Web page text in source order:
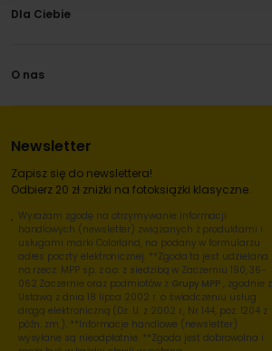
Dla Ciebie
O nas
Newsletter
Zapisz się do newslettera!
Odbierz 20 zł zniżki na fotoksiążki klasyczne.
Wyrażam zgodę na otrzymywanie informacji
handlowych (newsletter) związanych z produktami i
usługami marki Colorland, na podany w formularzu
adres poczty elektronicznej. **Zgoda ta jest udzielana
na rzecz: MPP sp. z o.o. z siedzibą w Zaczerniu 190, 36-
062 Zaczernie oraz podmiotów z Grupy MPP , zgodnie z
Ustawą z dnia 18 lipca 2002 r. o świadczeniu usług
drogą elektroniczną (Dz. U. z 2002 r., Nr 144, poz. 1204 z
późn. zm.). **Informacje handlowe (newsletter)
wysyłane są nieodpłatnie. **Zgoda jest dobrowolna i